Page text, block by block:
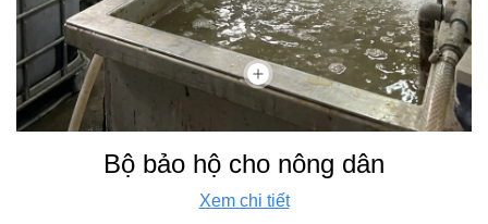
Bộ bảo hộ cho nông dân
Xem chi tiết